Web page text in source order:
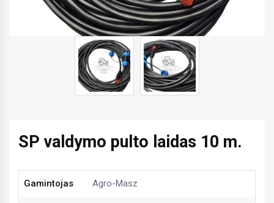
SP valdymo pulto laidas 10 m.
Gamintojas Agro-Masz